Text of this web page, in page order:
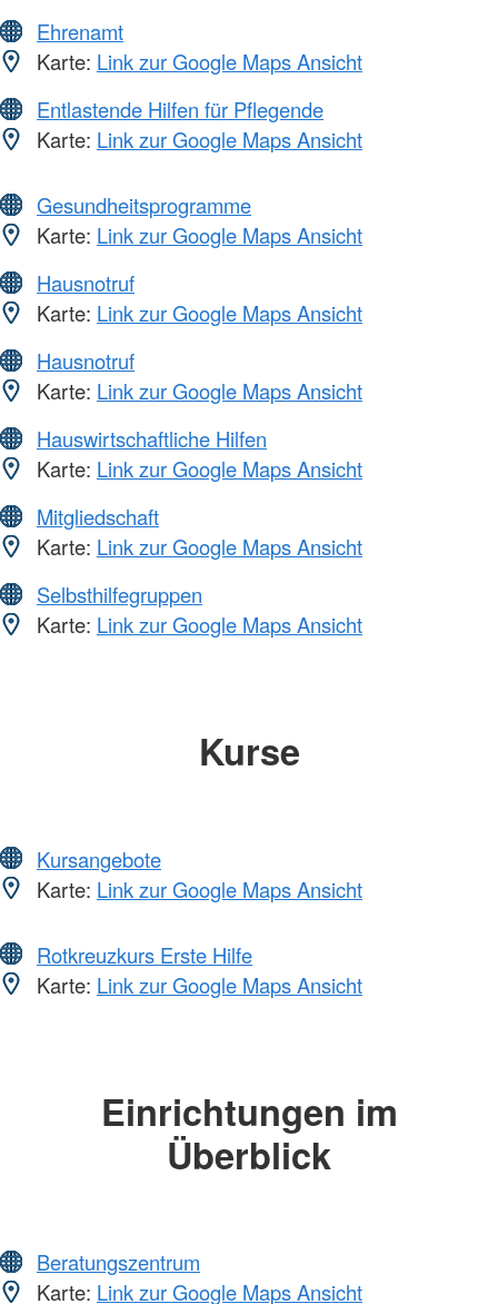
Ehrenamt
Karte: Link zur Google Maps Ansicht
Entlastende Hilfen für Pflegende
Karte: Link zur Google Maps Ansicht
Gesundheitsprogramme
Karte: Link zur Google Maps Ansicht
Hausnotruf
Karte: Link zur Google Maps Ansicht
Hausnotruf
Karte: Link zur Google Maps Ansicht
Hauswirtschaftliche Hilfen
Karte: Link zur Google Maps Ansicht
Mitgliedschaft
Karte: Link zur Google Maps Ansicht
Selbsthilfegruppen
Karte: Link zur Google Maps Ansicht
Kurse
Kursangebote
Karte: Link zur Google Maps Ansicht
Rotkreuzkurs Erste Hilfe
Karte: Link zur Google Maps Ansicht
Einrichtungen im
Überblick
Beratungszentrum
Karte: Link zur Google Maps Ansicht